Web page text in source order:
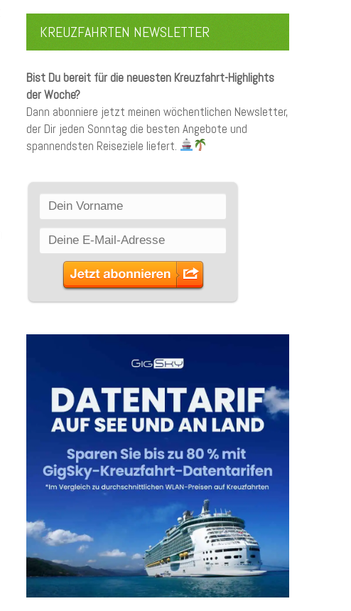
KREUZFAHRTEN NEWSLETTER
Bist Du bereit für die neuesten Kreuzfahrt-Highlights
der Woche?
Dann abonniere jetzt meinen wöchentlichen Newsletter,
der Dir jeden Sonntag die besten Angebote und
spannendsten Reiseziele liefert.